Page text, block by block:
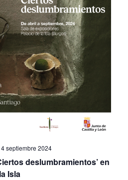
septiembre 2024
deslumbramientos’ en
Isla